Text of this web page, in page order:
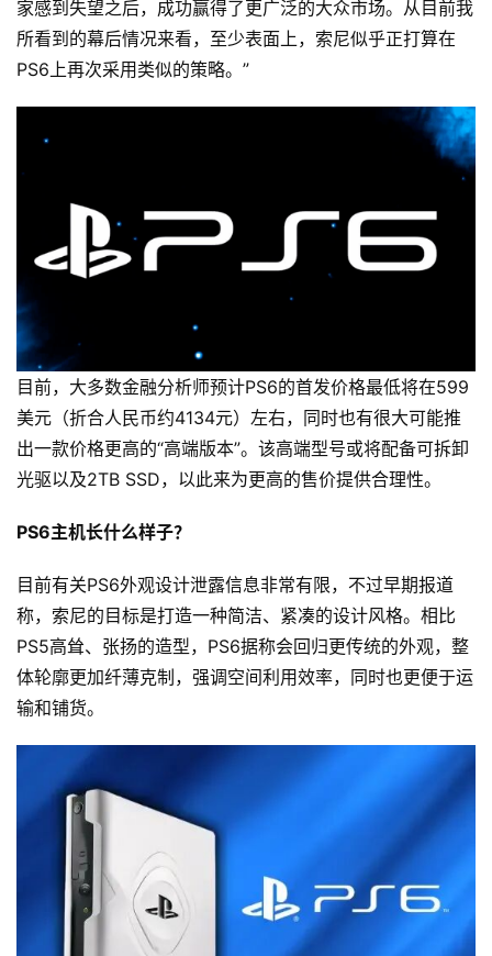
家感到失望之后，成功赢得了更广泛的大众市场。从目前我
所看到的幕后情况来看，至少表面上，索尼似乎正打算在
PS6上再次采用类似的策略。”
目前，大多数金融分析师预计PS6的首发价格最低将在599
美元（折合人民币约4134元）左右，同时也有很大可能推
出一款价格更高的“高端版本”。该高端型号或将配备可拆卸
光驱以及2TB SSD，以此来为更高的售价提供合理性。
PS6主机长什么样子？
目前有关PS6外观设计泄露信息非常有限，不过早期报道
称，索尼的目标是打造一种简洁、紧凑的设计风格。相比
PS5高耸、张扬的造型，PS6据称会回归更传统的外观，整
体轮廓更加纤薄克制，强调空间利用效率，同时也更便于运
输和铺货。